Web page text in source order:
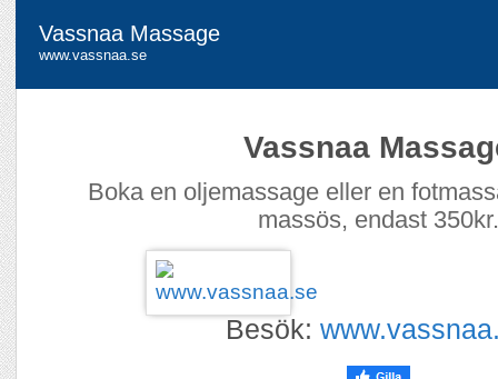
Vassnaa Massage
www.vassnaa.se
Vassnaa
Boka en oljemassage eller en
massös, endast 350kr.
Besök: